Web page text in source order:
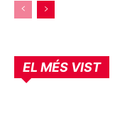
EL MÉS VIST